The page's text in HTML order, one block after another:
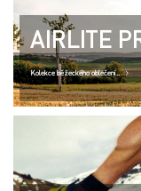
AIRLITE
Kolekce běžeckého oblečení..